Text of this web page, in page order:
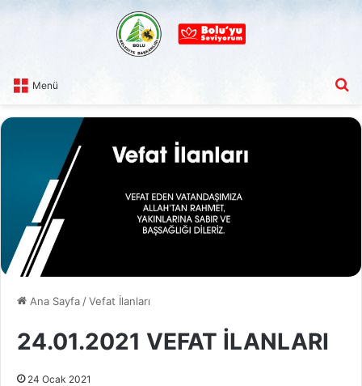
Menü
Ana Sayfa /Vefat İlanları
24.01.2021 VEFAT İLANLARI
24 Ocak 2021